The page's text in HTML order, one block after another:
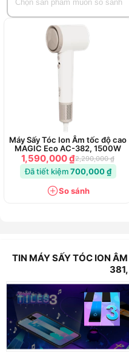
Máy Sấy Tóc Ion Âm tốc độ cao
MAGIC Eco AC-382, 1500W
1,590,000 ₫2,290,000 ₫
Đã tiết kiệm700,000 ₫
So sánh
TIN MÁY SẤY TÓC ION